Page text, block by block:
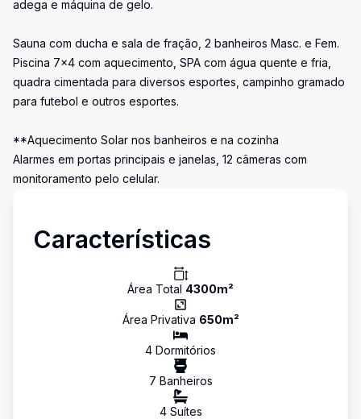
adega e máquina de gelo.
Sauna com ducha e sala de fração, 2 banheiros Masc. e Fem.
Piscina 7x4 com aquecimento, SPA com água quente e fria,
quadra cimentada para diversos esportes, campinho gramado
para futebol e outros esportes.
**Aquecimento Solar nos banheiros e na cozinha
Alarmes em portas principais e janelas, 12 câmeras com
monitoramento pelo celular.
Características
Área Total 4300m²
Área Privativa 650m²
4 Dormitórios
7 Banheiros
4Suítes